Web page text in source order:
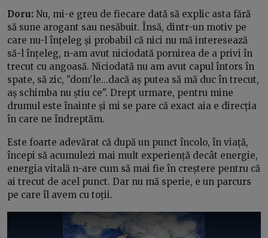
Doru: Nu, mi-e greu de fiecare dată să explic asta fără
să sune arogant sau nesăbuit. Însă, dintr-un motiv pe
care nu-l înțeleg și probabil că nici nu mă interesează
să-l înțeleg, n-am avut niciodată pornirea de a privi în
trecut cu angoasă. Niciodată nu am avut capul întors în
spate, să zic, "dom'le...dacă aș putea să mă duc în trecut,
aș schimba nu știu ce". Drept urmare, pentru mine
drumul este înainte și mi se pare că exact aia e direcția
în care ne îndreptăm.
Este foarte adevărat că după un punct încolo, în viață,
începi să acumulezi mai mult experiență decât energie,
energia vitală n-are cum să mai fie în creștere pentru că
ai trecut de acel punct. Dar nu mă sperie, e un parcurs
pe care îl avem cu toții.